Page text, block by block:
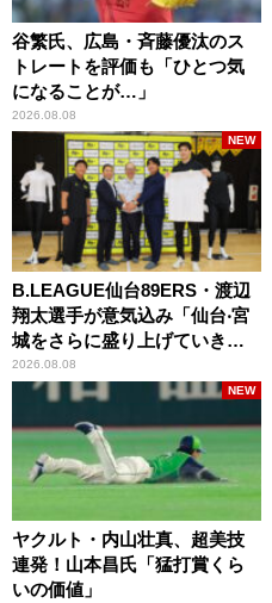
谷繁氏、広島・斉藤優汰のス
トレートを評価も「ひとつ気
になることが…」
2026.08.08
B.LEAGUE仙台89ERS・渡辺
翔太選手が意気込み「仙台‧宮
城をさらに盛り上げていきた
いです」
2026.08.08
NEW
ヤクルト・内山壮真、超美技
連発！山本昌氏「猛打賞くら
いの価値」
NEW